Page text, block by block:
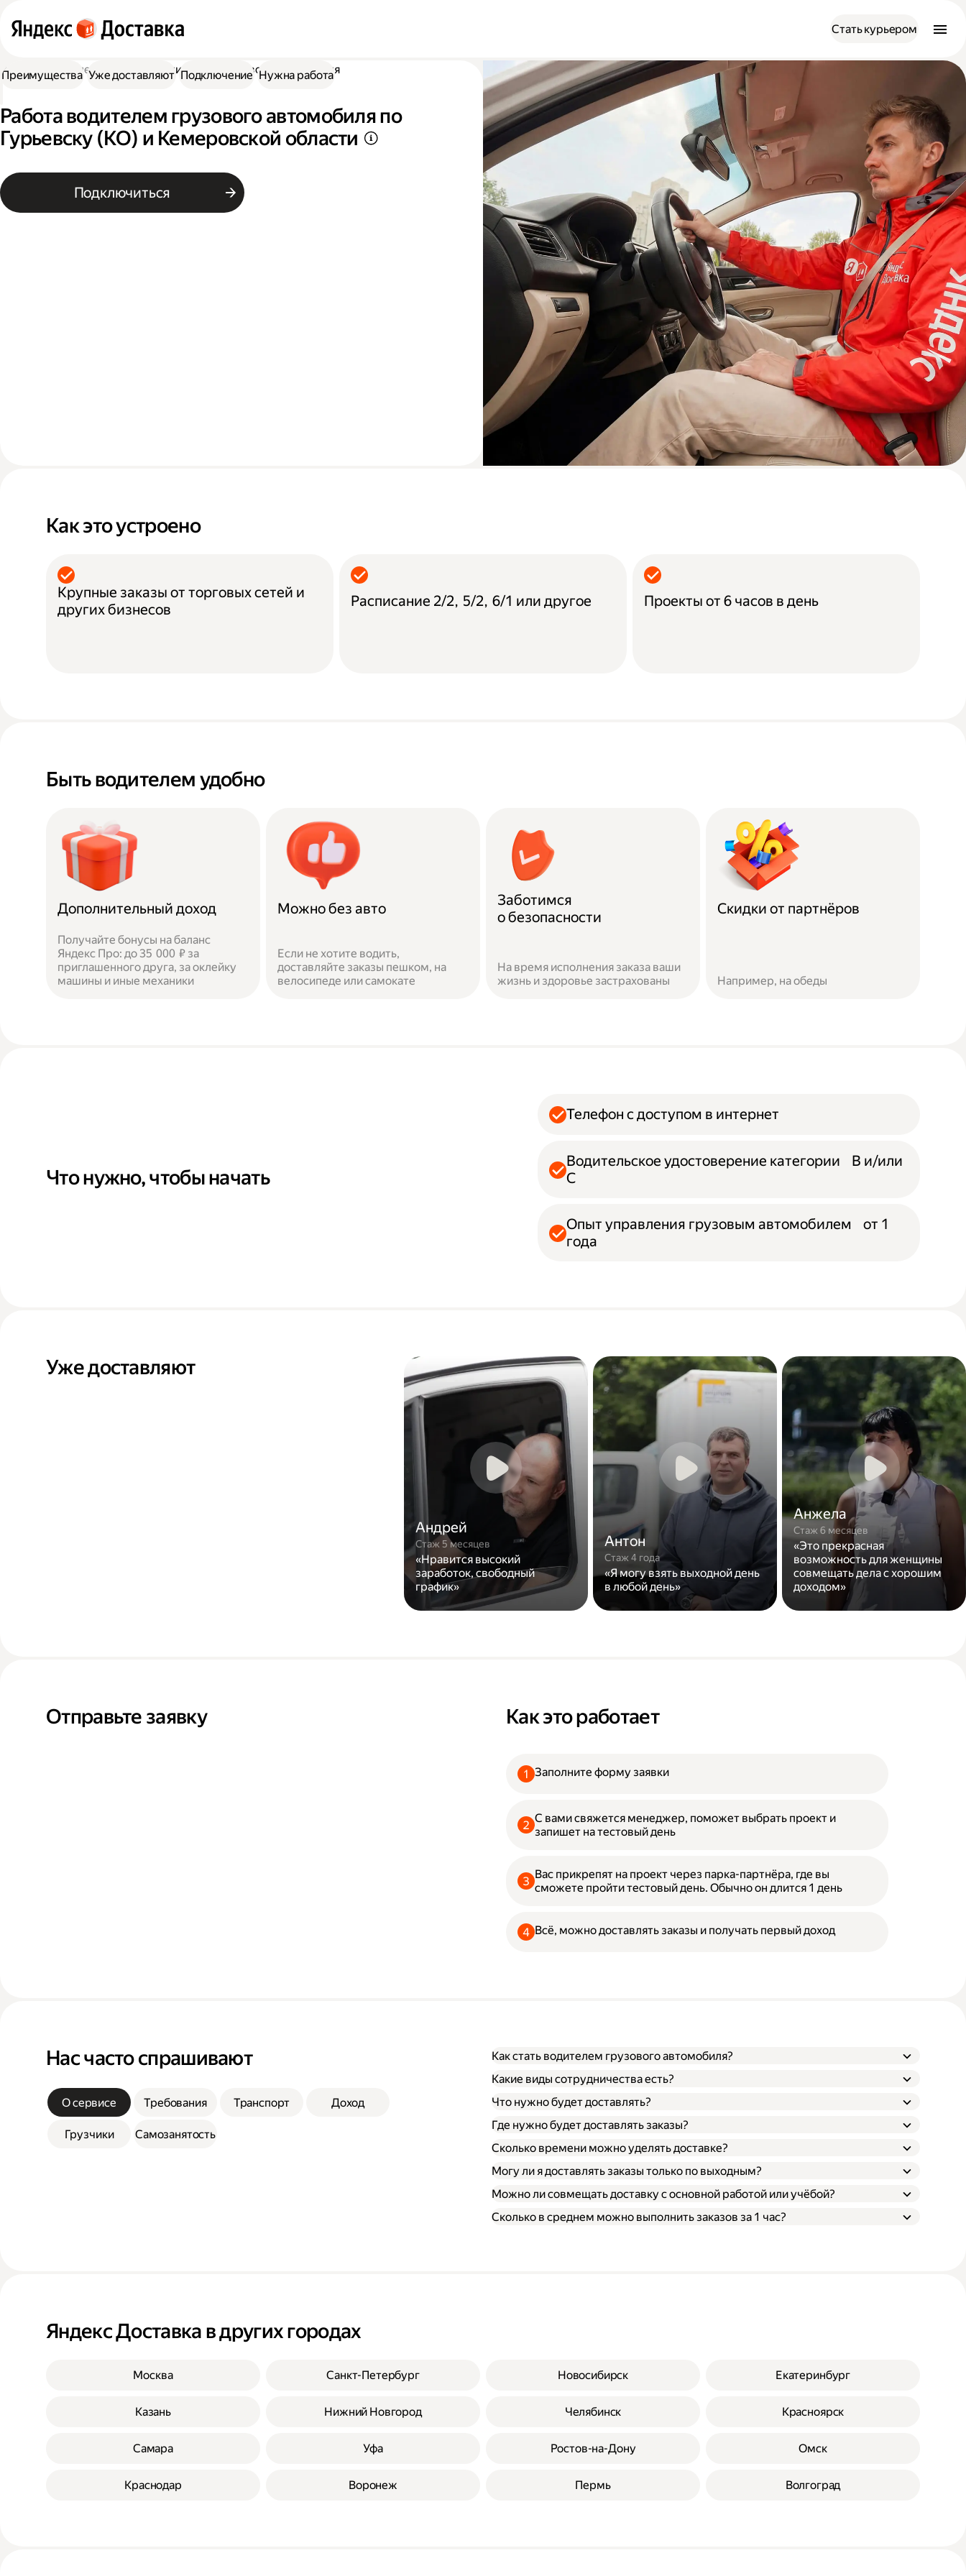
Стать курьером
Работа водителем Работа водителем грузового автомобиля
Работа водителем грузового автомобиля по
Гурьевску (КО) и Кемеровской области
Подключиться
Преимущества Уже доставляют Подключение Нужна работа
Как это устроено
Крупные заказы от торговых сетей и
других бизнесов
Расписание 2/2, 5/2, 6/1 или другое Проекты от 6 часов в день
Быть водителем удобно
Дополнительный доход
Получайте бонусы на баланс
Яндекс Про: до 35 000 ₽ за
приглашенного друга, за оклейку
машины и иные механики
Можно без авто
Если не хотите водить,
доставляйте заказы пешком, на
велосипеде или самокате
Заботимся
о безопасности
На время исполнения заказа ваши
жизнь и здоровье застрахованы
Скидки от партнёров
Например, на обеды
Что нужно, чтобы начать
Телефон с доступом в интернет
Водительское удостоверение категории B и/или
С
Опыт управления грузовым автомобилем от 1
года
Уже доставляют
Андрей
Стаж 5 месяцев
«Нравится высокий
заработок, свободный
график»
Антон
Стаж 4 года
«Я могу взять выходной день
в любой день»
Анжела
Стаж 6 месяцев
«Это прекрасная
возможность для женщины
совмещать дела с хорошим
доходом»
Отправьте заявку Как это работает
Заполните форму заявки
С вами свяжется менеджер, поможет выбрать проект и
запишет на тестовый день
Вас прикрепят на проект через парка-партнёра, где вы
сможете пройти тестовый день. Обычно он длится 1 день
Всё, можно доставлять заказы и получать первый доход
Нас часто спрашивают
О сервисе Требования Транспорт Доход
Грузчики Самозанятость
Как стать водителем грузового автомобиля?
Какие виды сотрудничества есть?
Через парк;
Через парк как самозанятый;
Как самозанятый;
Что нужно будет доставлять?
Где нужно будет доставлять заказы?
Сколько времени можно уделять доставке?
Могу ли я доставлять заказы только по выходным?
Можно ли совмещать доставку с основной работой или учёбой?
Сколько в среднем можно выполнить заказов за 1 час?
Яндекс Доставка в других городах
Москва Санкт-Петербург Новосибирск Екатеринбург
Казань Нижний Новгород Челябинск Красноярск
Самара Уфа Ростов-на-Дону Омск
Краснодар Воронеж Пермь Волгоград